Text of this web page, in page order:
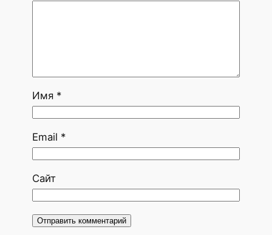
Имя *
Email *
Сайт